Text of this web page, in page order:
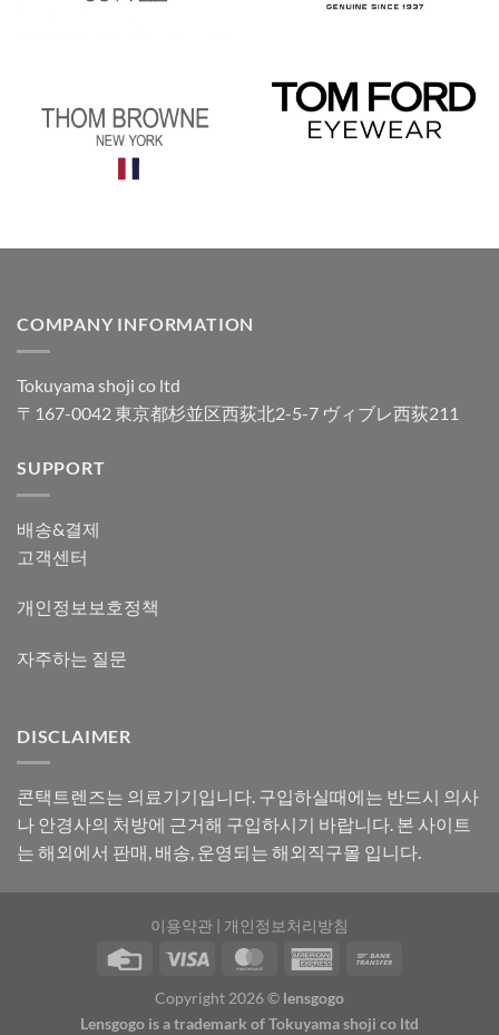
COMPANY INFORMATION
Tokuyama shoji co ltd
〒167-0042 東京都杉並区西荻北2-5-7 ヴィブレ西荻211
SUPPORT
배송&결제
고객센터
개인정보보호정책
자주하는 질문
DISCLAIMER
콘택트렌즈는 의료기기입니다. 구입하실때에는 반드시 의사
나 안경사의 처방에 근거해 구입하시기 바랍니다. 본 사이트
는 해외에서 판매, 배송, 운영되는 해외직구몰 입니다.
이용약관 | 개인정보처리방침
Copyright 2026 © lensgogo
Lensgogo is a trademark of Tokuyama shoji co ltd